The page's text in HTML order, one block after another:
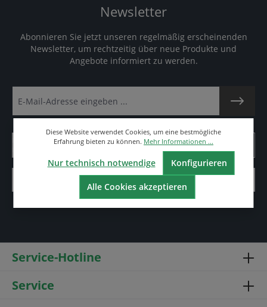
Newsletter
Abonnieren Sie jetzt unseren regelmäßig erscheinenden
Newsletter, um rechtzeitig über neue Produkte und
Angebote informiert zu werden.
Service-Hotline
Service
Diese Website verwendet Cookies, um eine bestmögliche
Erfahrung bieten zu können. Mehr Informationen ...
Nur technisch notwendige Konfigurieren
Alle Cookies akzeptieren